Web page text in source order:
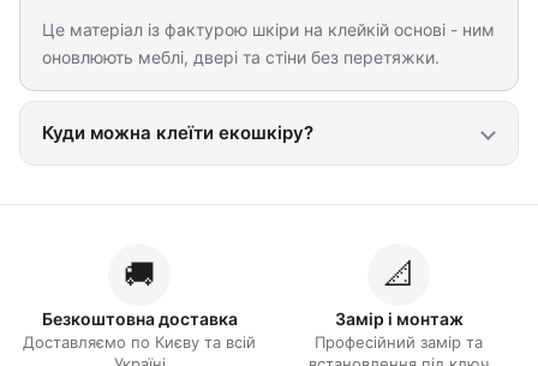
Це матеріал із фактурою шкіри на клейкій основі - ним
оновлюють меблі, двері та стіни без перетяжки.
Куди можна клеїти екошкіру?
🚚
Безкоштовна доставка
Доставляємо по Києву та всій
📐
Замір і монтаж
Професійний замір та